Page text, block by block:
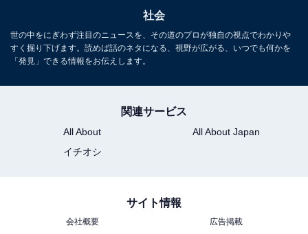
社会
世の中をにぎわず注目のニュースを、その道のプロが独自の視点でわかりや
すく掘り下げます。読めば話のネタになる、視野が広がる、いつでも何かを
「発見」できる情報をお伝えします。
関連サービス
All About
All About Japan
イチオシ
サイト情報
会社概要 広告掲載